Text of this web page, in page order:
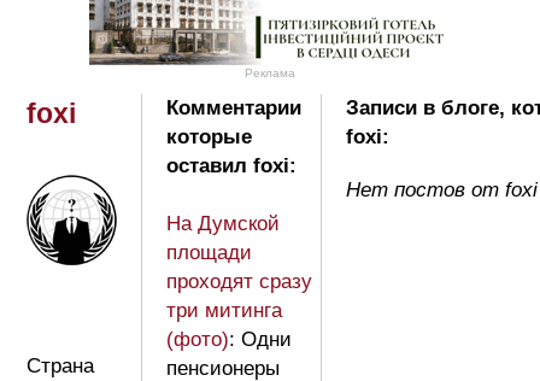
Реклама
foxi
Страна
Комментарии
которые
оставил foxi:
На Думской
площади
проходят сразу
три митинга
(фото): Одни
пенсионеры
Записи в блоге,
foxi:
Нет постов от foxi